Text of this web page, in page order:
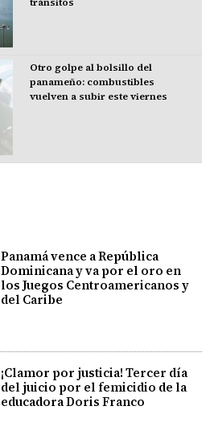
Otro golpe al bolsillo del
panameño: combustibles
vuelven a subir este viernes
Panamá vence a República
Dominicana y va por el oro en
los Juegos Centroamericanos y
del Caribe
¡Clamor por justicia! Tercer día
del juicio por el femicidio de la
educadora Doris Franco